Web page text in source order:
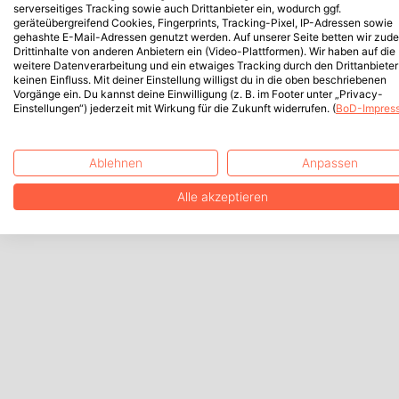
serverseitiges Tracking sowie auch Drittanbieter ein, wodurch ggf.
geräteübergreifend Cookies, Fingerprints, Tracking-Pixel, IP-Adressen sowie
gehashte E-Mail-Adressen genutzt werden. Auf unserer Seite betten wir
Drittinhalte von anderen Anbietern ein (Video-Plattformen). Wir haben auf die
weitere Datenverarbeitung und ein etwaiges Tracking durch den Drittanbieter
keinen Einfluss. Mit deiner Einstellung willigst du in die oben beschriebenen
Vorgänge ein. Du kannst deine Einwilligung (z. B. im Footer unter „Privacy-
Einstellungen“) jederzeit mit Wirkung für die Zukunft widerrufen. (BoD-
Ablehnen Anpassen
Alle akzeptieren